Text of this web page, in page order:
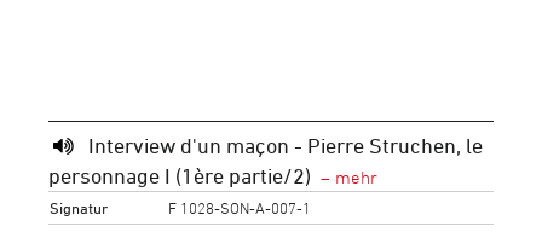
Interview d'un maçon - Pierre Struchen, le
personnage I (1ère partie/2)
Signatur
F 1028-SON-A-007-1